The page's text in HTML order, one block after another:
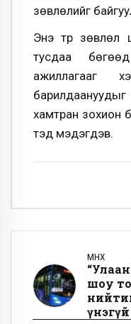
зөвлөлийг
Энэ түр зөвлөл
тусдаа
ажиллагааг
хамтран зохион
тэд мэдэгдэв.
ӨМНӨХ
шоу